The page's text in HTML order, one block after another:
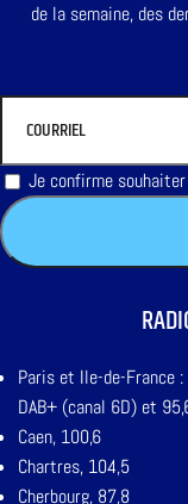
de la semaine, des
Je confirme
Paris et Ile-de-France :
DAB+ (canal 6D) et
Caen, 100,6
Chartres, 104,5
Cherbourg, 87,8